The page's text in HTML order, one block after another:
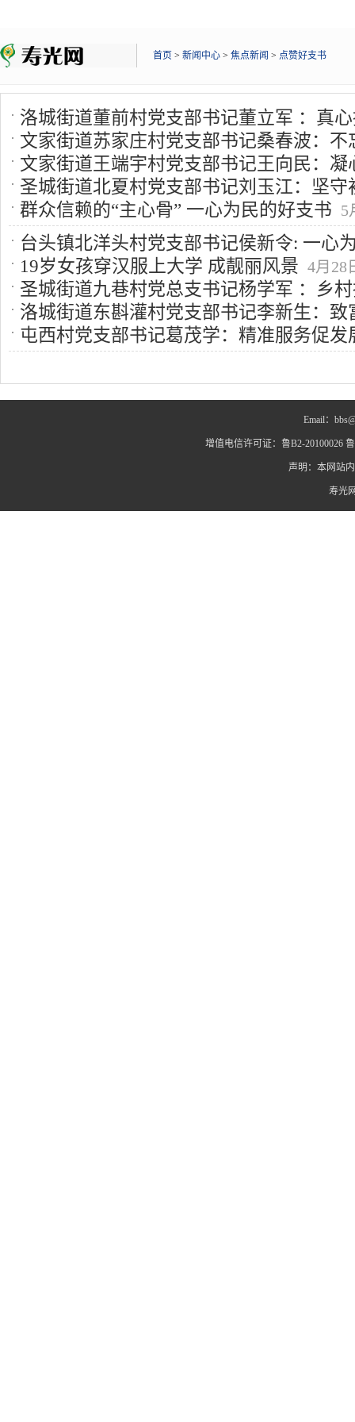
首页 > 新闻中心 > 焦点新闻 > 点赞好支书
洛城街道董前村党支部书记董立军 ：真
“小康路” 6月16日 9:50
文家街道苏家庄村党支部书记桑春波：
命谱新篇 6月2日 9:39
文家街道王端宇村党支部书记王向民：凝
村“领头雁” 5月26日 10:22
圣城街道北夏村党支部书记刘玉江：坚
带头人 5月20日 15:47
群众信赖的“主心骨” 一心为民的好支书 5
台头镇北洋头村党支部书记侯新令: 一心
路人 5月11日 15:59
19岁女孩穿汉服上大学 成靓丽风景 4月28
圣城街道九巷村党总支书记杨学军 ：乡
中好支书 4月28日 9:20
洛城街道东斟灌村党支部书记李新生：
振兴强村富民 4月21日 9:42
屯西村党支部书记葛茂学：精准服务促发
Email：
增值电信许可证：鲁B2-20100026
声明：本网站
寿光